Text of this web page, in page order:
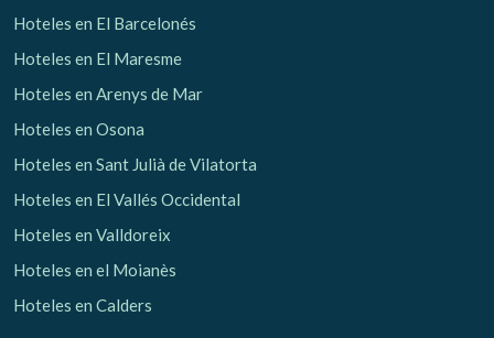
Verificar localizador
Hoteles en El Barcelonés
Hoteles en El Maresme
Hoteles en Arenys de Mar
Hoteles en Osona
Hoteles en Sant Julià de Vilatorta
Hoteles en El Vallés Occidental
Hoteles en Valldoreix
Hoteles en el Moianès
Hoteles en Calders